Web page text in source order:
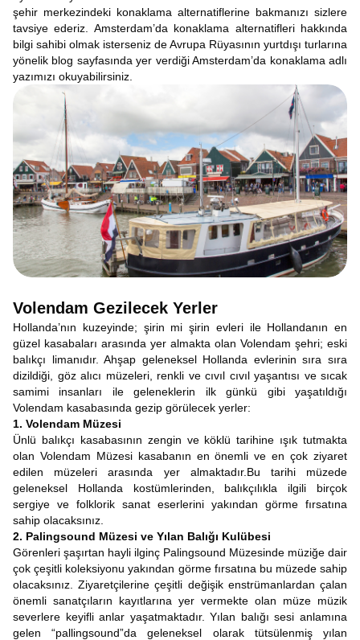
şehir merkezindeki konaklama alternatiflerine bakmanızı sizlere
tavsiye ederiz. Amsterdam’da konaklama alternatifleri hakkında
bilgi sahibi olmak isterseniz de Avrupa Rüyasının yurtdışı turlarına
yönelik blog sayfasında yer verdiği Amsterdam’da konaklama adlı
yazımızı okuyabilirsiniz.
Volendam Gezilecek Yerler
Hollanda’nın kuzeyinde; şirin mi şirin evleri ile Hollandanın en
güzel kasabaları arasında yer almakta olan Volendam şehri; eski
balıkçı limanıdır. Ahşap geleneksel Hollanda evlerinin sıra sıra
dizildiği, göz alıcı müzeleri, renkli ve cıvıl cıvıl yaşantısı ve sıcak
samimi insanları ile geleneklerin ilk günkü gibi yaşatıldığı
Volendam kasabasında gezip görülecek yerler:
1. Volendam Müzesi
Ünlü balıkçı kasabasının zengin ve köklü tarihine ışık tutmakta
olan Volendam Müzesi kasabanın en önemli ve en çok ziyaret
edilen müzeleri arasında yer almaktadır.Bu tarihi müzede
geleneksel Hollanda kostümlerinden, balıkçılıkla ilgili birçok
sergiye ve folklorik sanat eserlerini yakından görme fırsatına
sahip olacaksınız.
2. Palingsound Müzesi ve Yılan Balığı Kulübesi
Görenleri şaşırtan hayli ilginç Palingsound Müzesinde müziğe dair
çok çeşitli koleksiyonu yakından görme fırsatına bu müzede sahip
olacaksınız. Ziyaretçilerine çeşitli değişik enstrümanlardan çalan
önemli sanatçıların kayıtlarına yer vermekte olan müze müzik
severlere keyifli anlar yaşatmaktadır. Yılan balığı sesi anlamına
gelen “pallingsound”da geleneksel olarak tütsülenmiş yılan